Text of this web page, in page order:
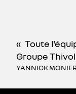
Toute
Groupe
YANNICK